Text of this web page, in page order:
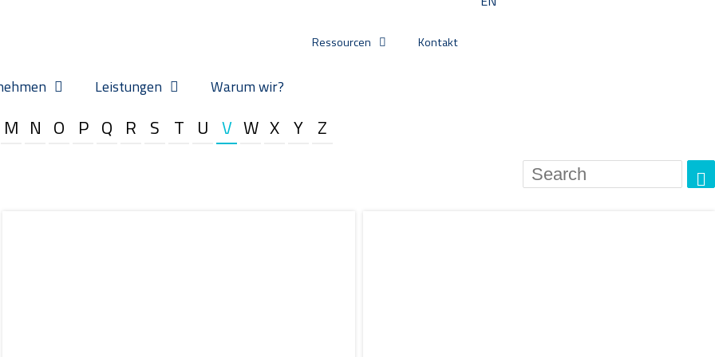
Ressourcen Kontakt
Leistungen Warum wir?
M N O P Q R S T U V W X Y Z